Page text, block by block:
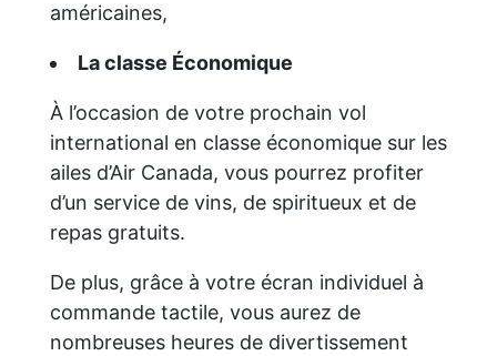
américaines,
La classe Économique
À l’occasion de votre prochain vol
international en classe économique sur les
ailes d’Air Canada, vous pourrez profiter
d’un service de vins, de spiritueux et de
repas gratuits.
De plus, grâce à votre écran individuel à
commande tactile, vous aurez de
nombreuses heures de divertissement